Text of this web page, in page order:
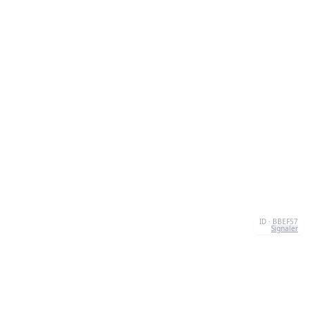
ID · BBEF57
Signaler